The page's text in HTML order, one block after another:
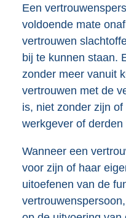
Een
voldoende mate
vertrouwen
bij te kunnen staan.
zonder meer vanuit
vertrouwen met de
is, niet zonder zijn
werkgever of
Wanneer een
voor zijn of haar
uitoefenen van de